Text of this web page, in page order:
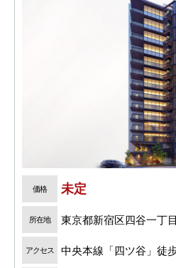
価格 未定
所在地 東京都新宿区四谷一丁
アクセス 中央本線「四ツ谷」徒